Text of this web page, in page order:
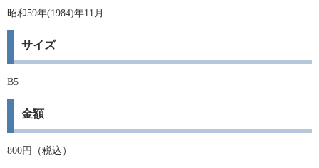
昭和59年(1984)年11月
サイズ
B5
金額
800円（税込）